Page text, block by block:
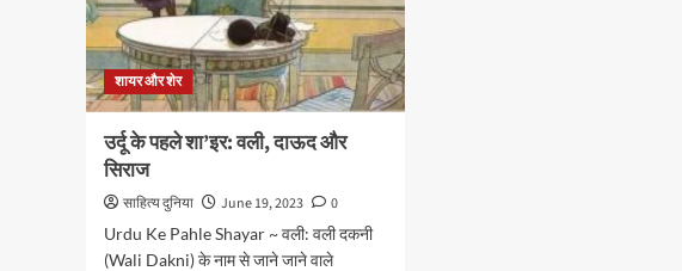
शायर और शेर
उर्दू के पहले शा’इर: वली, दाऊद और
सिराज
साहित्य दुनिया June 19, 2023
0
Urdu Ke Pahle Shayar ~ वली: वली दकनी
(Wali Dakni) के नाम से जाने जाने वाले